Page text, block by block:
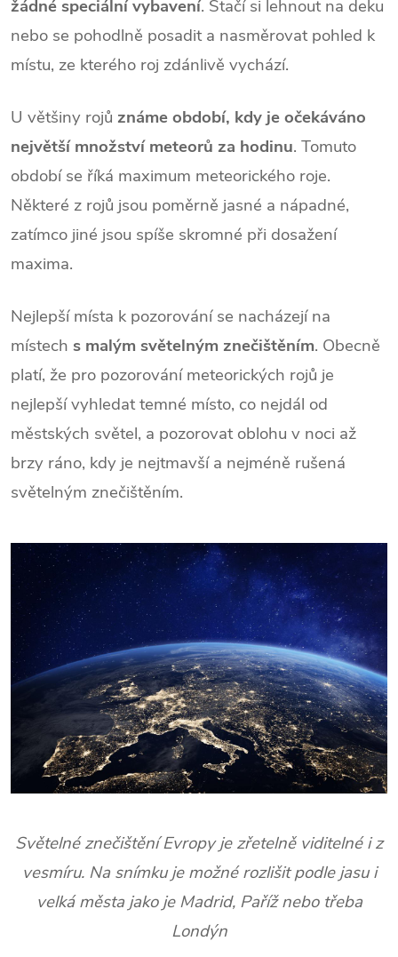
žádné speciální vybavení. Stačí si lehnout na deku
nebo se pohodlně posadit a nasměrovat pohled k
místu, ze kterého roj zdánlivě vychází.
U většiny rojů známe období, kdy je očekáváno
největší množství meteorů za hodinu. Tomuto
období se říká maximum meteorického roje.
Některé z rojů jsou poměrně jasné a nápadné,
zatímco jiné jsou spíše skromné při dosažení
maxima.
Nejlepší místa k pozorování se nacházejí na
místech s malým světelným znečištěním. Obecně
platí, že pro pozorování meteorických rojů je
nejlepší vyhledat temné místo, co nejdál od
městských světel, a pozorovat oblohu v noci až
brzy ráno, kdy je nejtmavší a nejméně rušená
světelným znečištěním.
Světelné znečištění Evropy je zřetelně viditelné i z
vesmíru. Na snímku je možné rozlišit podle jasu i
velká města jako je Madrid, Paříž nebo třeba
Londýn